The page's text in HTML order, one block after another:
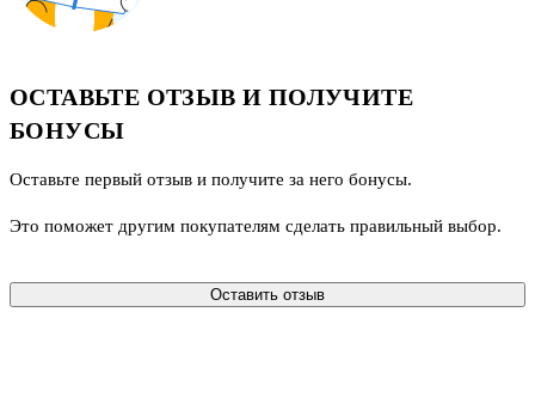
ОСТАВЬТЕ ОТЗЫВ И ПОЛУЧИТЕ
БОНУСЫ
Оставьте первый отзыв и получите за него бонусы.
Это поможет другим покупателям сделать правильный выбор.
Оставить отзыв